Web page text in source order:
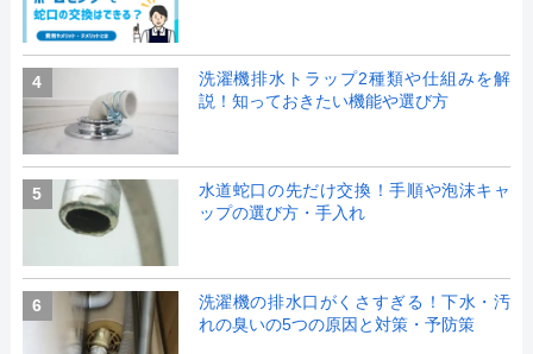
4
洗濯機排水トラップ2種類や仕組みを解
説！知っておきたい機能や選び方
5
水道蛇口の先だけ交換！手順や泡沫キャ
ップの選び方・手入れ
6
洗濯機の排水口がくさすぎる！下水・汚
れの臭いの5つの原因と対策・予防策